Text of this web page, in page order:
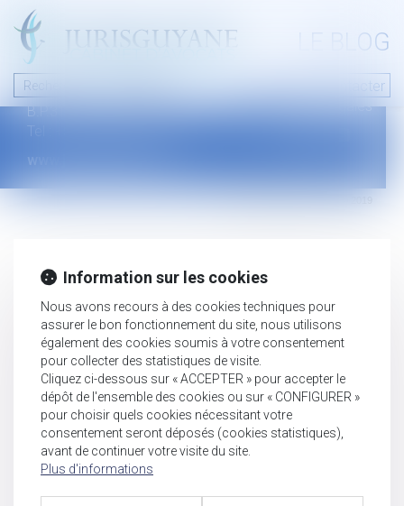
LE BLOG
Nous contacter
46 avenue de la liberté
B.P.315 - 97327 Cayenne Cedex
Tel : +594 594 29 45 35
www.jurisguyane.com
Mentions légales
Information sur les cookies
Nous avons recours à des cookies techniques pour
assurer le bon fonctionnement du site, nous utilisons
également des cookies soumis à votre consentement
pour collecter des statistiques de visite.
Cliquez ci-dessous sur « ACCEPTER » pour accepter le
dépôt de l'ensemble des cookies ou sur « CONFIGURER »
pour choisir quels cookies nécessitant votre
consentement seront déposés (cookies statistiques),
avant de continuer votre visite du site.
Plus d'informations